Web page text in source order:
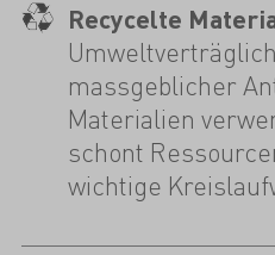
Recycelte
massgeblicher
Materialien
schont
wichtige